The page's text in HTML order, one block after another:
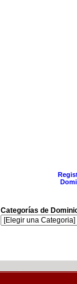
Categorías de